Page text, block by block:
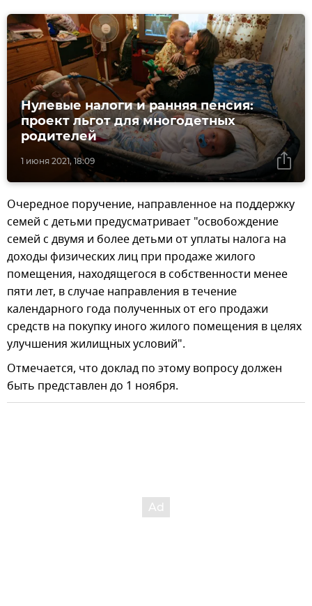
1 июня 2021, 18:09
Нулевые налоги и ранняя пенсия:
проект льгот для многодетных
родителей
Очередное поручение, направленное на поддержку
семей с детьми предусматривает "освобождение
семей с двумя и более детьми от уплаты налога на
доходы физических лиц при продаже жилого
помещения, находящегося в собственности менее
пяти лет, в случае направления в течение
календарного года полученных от его продажи
средств на покупку иного жилого помещения в целях
улучшения жилищных условий".
Отмечается, что доклад по этому вопросу должен
быть представлен до 1 ноября.